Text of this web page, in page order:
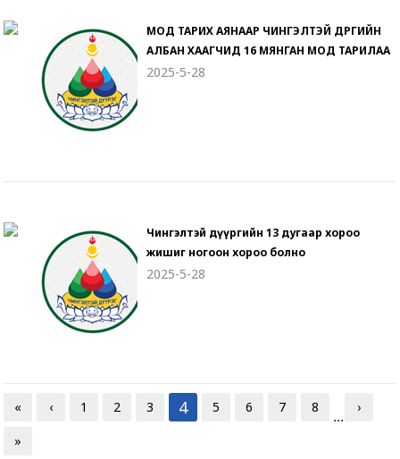
МОД ТАРИХ АЯНААР ЧИНГЭЛТЭЙ ДҮҮРГИЙН
АЛБАН ХААГЧИД 16 МЯНГАН МОД ТАРИЛАА
2025-5-28
Чингэлтэй дүүргийн 13 дугаар хороо
жишиг ногоон хороо болно
2025-5-28
« ‹ 1 2 3 4 5 6 7 8
...
›
»